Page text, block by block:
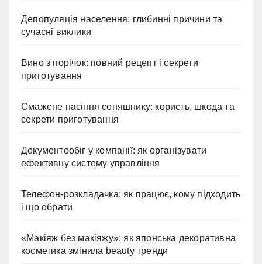
Депопуляція населення: глибинні причини та
сучасні виклики
Вино з порічок: повний рецепт і секрети
приготування
Смажене насіння соняшнику: користь, шкода та
секрети приготування
Документообіг у компанії: як організувати
ефективну систему управління
Телефон-розкладачка: як працює, кому підходить
і що обрати
«Макіяж без макіяжу»: як японська декоративна
косметика змінила beauty тренди